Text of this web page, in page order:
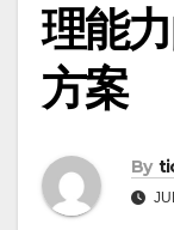
理能
方案
By